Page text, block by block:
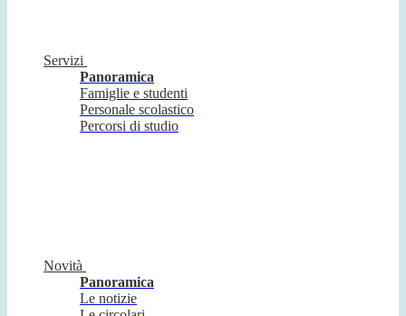
Servizi
Panoramica
Famiglie e studenti
Personale scolastico
Percorsi di studio
Novità
Panoramica
Le notizie